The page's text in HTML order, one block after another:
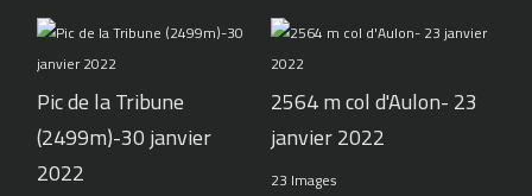
Pic de la Tribune
(2499m)-30 janvier
2022
2564 m col d'Aulon- 23
janvier 2022
23 Images